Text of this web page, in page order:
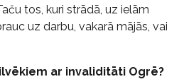
tos, kuri strādā, uz ielām
uz darbu, vakarā mājās, vai
ar invaliditāti Ogrē?